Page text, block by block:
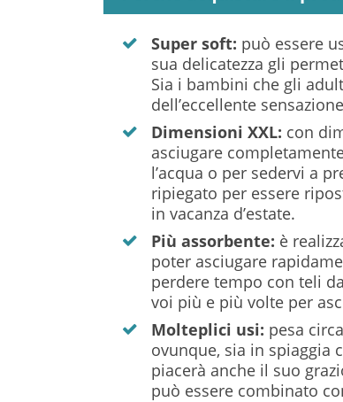
Super soft: può essere
sua delicatezza gli
Sia i bambini che gli
dell’eccellente
Dimensioni XXL: con
asciugare
l’acqua o per sedervi a
ripiegato per essere
in vacanza d’estate.
Più assorbente: è
poter asciugare
perdere tempo con teli
voi più e più volte per
Molteplici usi: pesa
ovunque, sia in spiaggia
piacerà anche il suo
può essere combinato